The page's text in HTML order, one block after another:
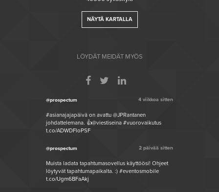
NÄYTÄ KARTALLA
LÖYDÄT MEIDÄT MYÖS
@prospectum 4 viikkoa sitten
#asianajajapäivä on avattu @JPRantanen
johdattelemana. 👍@viestiseina #vuorovaikutus
t.co/ADWDFloPSF
@prospectum 2 päivää sitten
Muista ladata tapahtumasovellus käyttöösi! Ohjeet
löytyvät tapahtumapaikalta. :) #eventosmobile
t.co/Ugm6BFaAkj